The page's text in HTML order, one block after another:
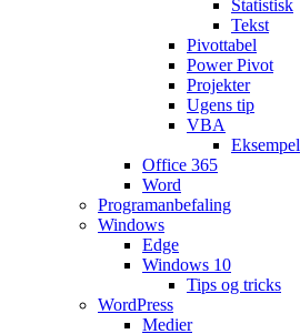
Statistisk
Tekst
Pivottabel
Power Pivot
Projekter
Ugens tip
VBA
Eksempel
Office 365
Word
Programanbefaling
Windows
Edge
Windows 10
Tips og tricks
WordPress
Medier